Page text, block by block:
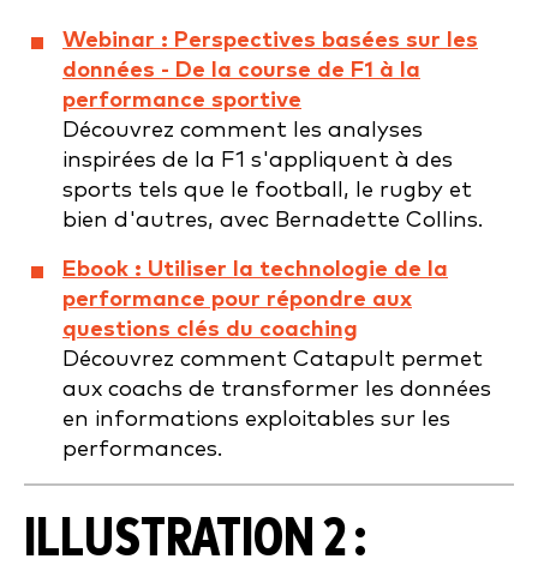
Webinar : Perspectives basées sur les
données - De la course de F1 à la
performance sportive
Découvrez comment les analyses
inspirées de la F1 s'appliquent à des
sports tels que le football, le rugby et
bien d'autres, avec Bernadette Collins.
Ebook : Utiliser la technologie de la
performance pour répondre aux
questions clés du coaching
Découvrez comment Catapult permet
aux coachs de transformer les données
en informations exploitables sur les
performances.
ILLUSTRATION 2 :